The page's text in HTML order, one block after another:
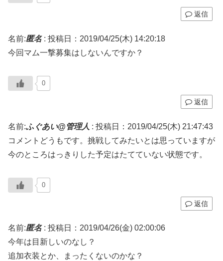
返信
名前:匿名: 投稿日：2019/04/25(木) 14:20:18
今回マム一撃募集はしないんですか？
0
返信
名前:ふぐあい@管理人 : 投稿日：2019/04/25(木) 21:47:43
コメントどうもです。挑戦してみたいとは思っていますが
今のところはっきりした予定はたてていない状態です。
0
返信
名前:匿名: 投稿日：2019/04/26(金) 02:00:06
今年は目新しいのなし？
追加衣装とか、まったくないのかな？